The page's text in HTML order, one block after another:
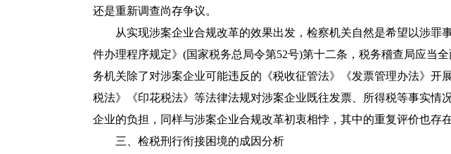
还是重新调查尚存争议。
从实现涉案企业合规改革的效果出发，检察机关自然是希望以涉罪
件办理程序规定》(国家税务总局令第52号)第十二条，税务稽查局应当
务机关除了对涉案企业可能违反的《税收征管法》《发票管理办法》开
税法》《印花税法》等法律法规对涉案企业既往发票、所得税等事实情
企业的负担，同样与涉案企业合规改革初衷相悖，其中的重复评价也存
三、检税刑行衔接困境的成因分析